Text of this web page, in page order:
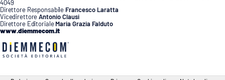
4049
Direttore Responsabile Francesco Laratta
VicedirettoreAntonio Clausi
Direttore Editoriale Maria Grazia Falduto
www.diemmecom.it